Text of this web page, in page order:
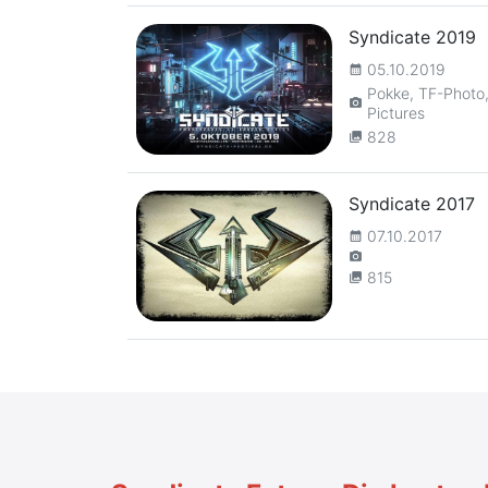
Syndicate 2019
calendar_month 05.10.2019
camera_alt
Pokke, TF-
Pictures
collections 828
Syndicate 2017
calendar_month 07.10.2017
camera_alt
collections 815